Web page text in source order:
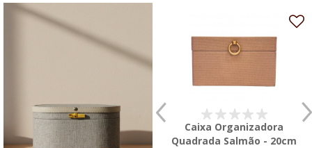
Caixa Organizadora
Quadrada Salmão - 20cm
Caixa Organizadora
Quadrada Azul - 20cm